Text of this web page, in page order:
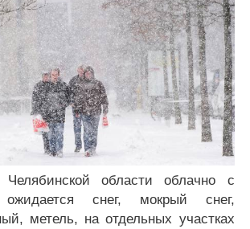
области облачно с
ожидается снег, мокрый снег,
метель, на отдельных участках